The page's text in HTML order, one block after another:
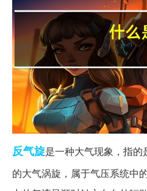
反气旋是一种大气现象，指的
的大气涡旋，属于气压系统中